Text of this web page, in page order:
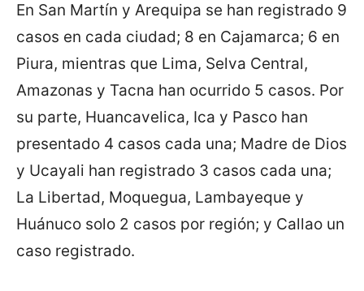
En San Martín y Arequipa se han registrado 9
casos en cada ciudad; 8 en Cajamarca; 6 en
Piura, mientras que Lima, Selva Central,
Amazonas y Tacna han ocurrido 5 casos. Por
su parte, Huancavelica, Ica y Pasco han
presentado 4 casos cada una; Madre de Dios
y Ucayali han registrado 3 casos cada una;
La Libertad, Moquegua, Lambayeque y
Huánuco solo 2 casos por región; y Callao un
caso registrado.